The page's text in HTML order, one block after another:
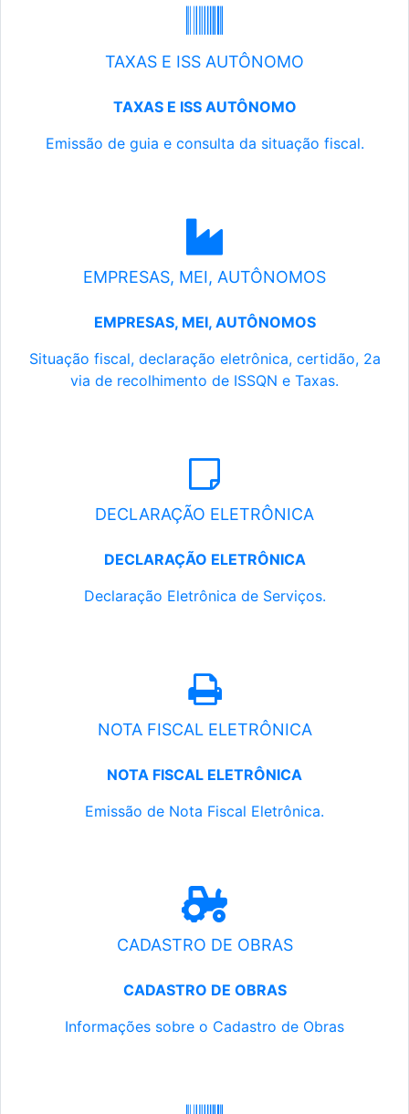
TAXAS E ISS AUTÔNOMO
TAXAS E ISS AUTÔNOMO
Emissão de guia e consulta da situação fiscal.
EMPRESAS, MEI, AUTÔNOMOS
EMPRESAS, MEI, AUTÔNOMOS
Situação fiscal, declaração eletrônica, certidão, 2a
via de recolhimento de ISSQN e Taxas.
DECLARAÇÃO ELETRÔNICA
DECLARAÇÃO ELETRÔNICA
Declaração Eletrônica de Serviços.
NOTA FISCAL ELETRÔNICA
NOTA FISCAL ELETRÔNICA
Emissão de Nota Fiscal Eletrônica.
CADASTRO DE OBRAS
CADASTRO DE OBRAS
Informações sobre o Cadastro de Obras